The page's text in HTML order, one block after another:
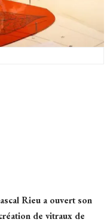
Rieu a ouvert son
de vitraux de